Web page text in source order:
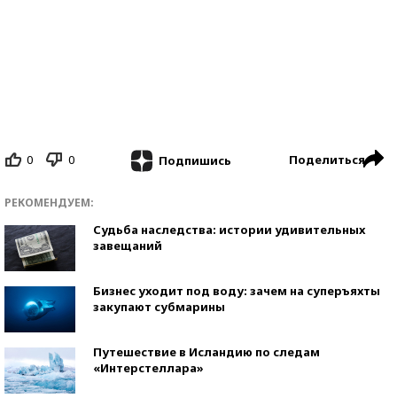
0 0 Подпишись Поделиться
РЕКОМЕНДУЕМ:
Судьба наследства: истории удивительных
завещаний
Бизнес уходит под воду: зачем на суперъяхты
закупают субмарины
Путешествие в Исландию по следам
«Интерстеллара»